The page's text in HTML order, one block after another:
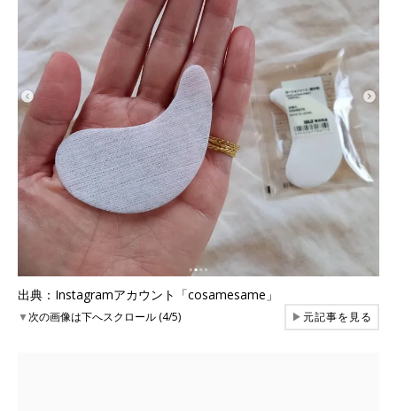
出典：Instagramアカウント「cosamesame」
▼次の画像は下へスクロール (4/5) ▶元記事を見る